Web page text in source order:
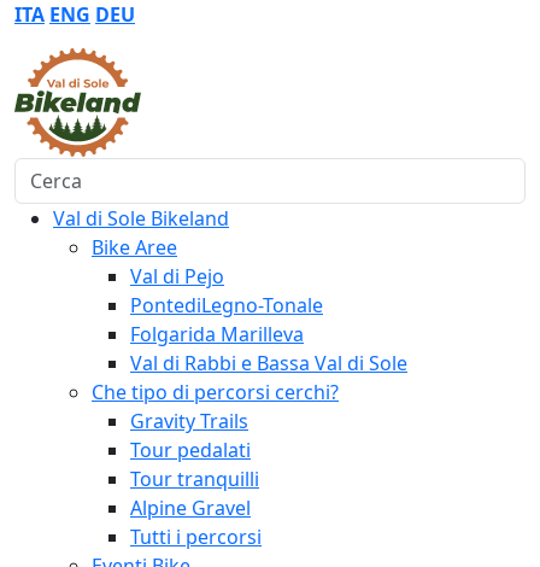
ITA ENG DEU
Cerca
Val di Sole Bikeland
Bike Aree
Val di Pejo
PontediLegno-Tonale
Folgarida Marilleva
Val di Rabbi e Bassa Val di Sole
Che tipo di percorsi cerchi?
Gravity Trails
Tour pedalati
Tour tranquilli
Alpine Gravel
Tutti i percorsi